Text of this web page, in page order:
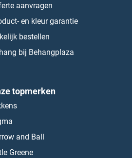
aanvragen
en kleur garantie
bestellen
bij Behangplaza
topmerken
and Ball
Greene